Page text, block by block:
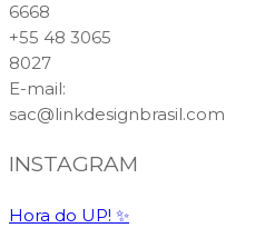
6668
+55 48 3065
8027
E-mail:
sac@linkdesignbrasil.com
INSTAGRAM
Hora do UP! ✨️